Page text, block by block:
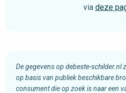
via deze
De gegevens op debeste-schilder.nl
op basis van publiek beschikbare
consument die op zoek is naar een